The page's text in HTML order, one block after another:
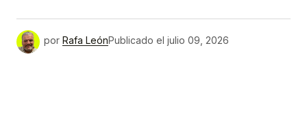
por Rafa LeónPublicado el julio 09, 2026